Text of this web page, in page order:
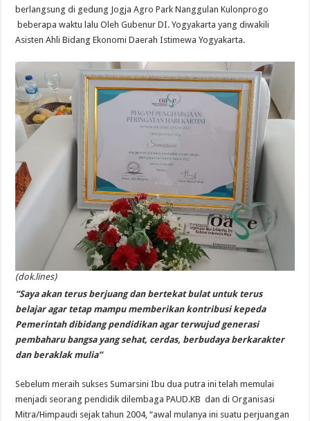
berlangsung di gedung Jogja Agro Park Nanggulan Kulonprogo
beberapa waktu lalu Oleh Gubenur DI. Yogyakarta yang diwakili
Asisten Ahli Bidang Ekonomi Daerah Istimewa Yogyakarta.
(dok.lines)
“Saya akan terus berjuang dan bertekat bulat untuk terus
belajar agar tetap mampu memberikan kontribusi kepeda
Pemerintah dibidang pendidikan agar terwujud generasi
pembaharu bangsa yang sehat, cerdas, berbudaya berkarakter
dan beraklak mulia”
Sebelum meraih sukses Sumarsini Ibu dua putra ini telah memulai
menjadi seorang pendidik dilembaga PAUD.KB dan di Organisasi
Mitra/Himpaudi sejak tahun 2004, “awal mulanya ini suatu perjuangan